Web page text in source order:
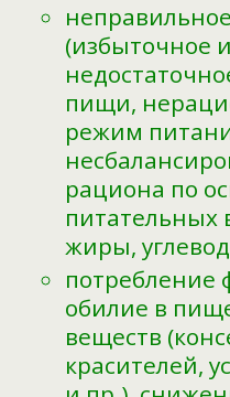
(избыточное
пищи,
режим
рациона по
питательных
жиры,
потребление
обилие в
веществ
красителей,